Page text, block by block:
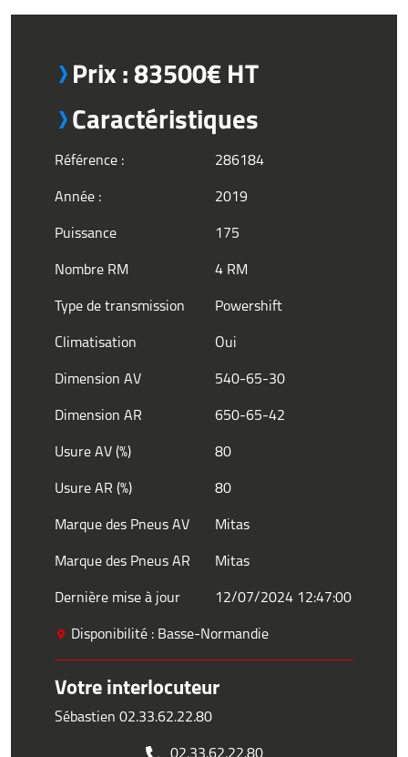
Prix : 83500€ HT
Caractéristiques
Référence :
286184
Année :
2019
Puissance
175
Nombre RM
4 RM
Type de transmission
Powershift
Climatisation
Oui
Dimension AV
540-65-30
Dimension AR
650-65-42
Usure AV (%)
80
Usure AR (%)
80
Marque des Pneus AV
Mitas
Marque des Pneus AR
Mitas
Dernière mise à jour
12/07/2024 12:47:00
Disponibilité : Basse-Normandie
Votre interlocuteur
Sébastien 02.33.62.22.80